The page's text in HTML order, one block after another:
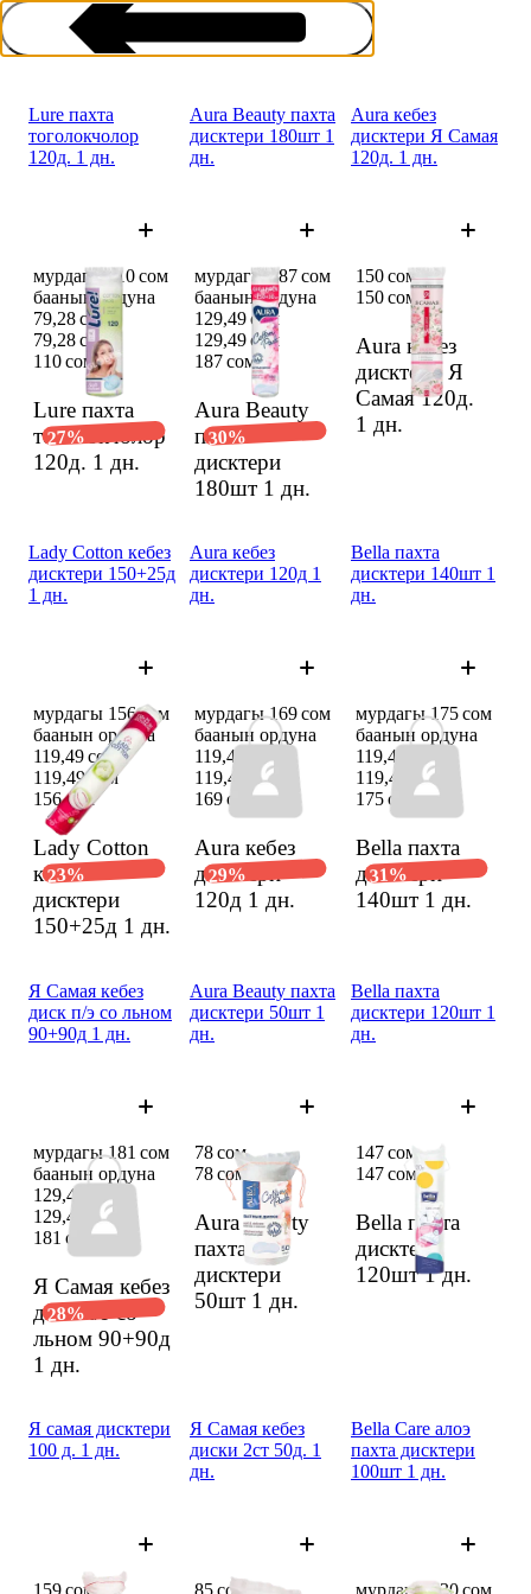
Lure пахта
тоголокчолор
120д. 1 дн.
Lure пахта
тоголокчолор
120д. 1 дн.
мурдагы 110 сом
баанын ордуна
79,28 сом
79,28 сом
110 сом
27%
Aura Beauty пахта
дисктери 180шт 1
дн.
Aura Beauty
пахта
дисктери
180шт 1 дн.
мурдагы 187 сом
баанын ордуна
129,49 сом
129,49 сом
187 сом
30%
Aura кебез
дисктери Я Самая
120д. 1 дн.
Aura кебез
дисктери Я
Самая 120д.
1 дн.
150 сом
150 сом
Lady Cotton кебез
дисктери 150+25д
1 дн.
Lady Cotton
кебез
дисктери
150+25д 1 дн.
мурдагы 156 сом
баанын ордуна
119,49 сом
119,49 сом
156 сом
23%
Aura кебез
дисктери 120д 1
дн.
Aura кебез
дисктери
120д 1 дн.
мурдагы 169 сом
баанын ордуна
119,48 сом
119,48 сом
169 сом
29%
Bella пахта
дисктери 140шт 1
дн.
Bella пахта
дисктери
140шт 1 дн.
мурдагы 175 сом
баанын ордуна
119,49 сом
119,49 сом
175 сом
31%
Я Самая кебез
диск п/э со льном
90+90д 1 дн.
Я Самая кебез
диск п/э со
льном 90+90д
1 дн.
мурдагы 181 сом
баанын ордуна
129,48 сом
129,48 сом
181 сом
28%
Aura Beauty пахта
дисктери 50шт 1
дн.
Aura Beauty
пахта
дисктери
50шт 1 дн.
78 сом
78 сом
Bella пахта
дисктери 120шт 1
дн.
Bella пахта
дисктери
120шт1 дн.
147 сом
147 сом
Я самая дисктери
100 д. 1 дн.
Я Самая кебез
диски 2ст 50д. 1
дн.
Bella Care алоэ
пахта дисктери
100шт 1 дн.